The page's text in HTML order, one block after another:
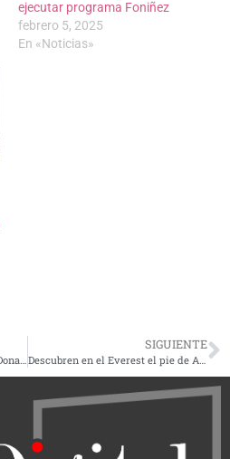
ejecutar programa Foniñez
febrero 5, 2025
En «Noticias»
SIGUIENTE